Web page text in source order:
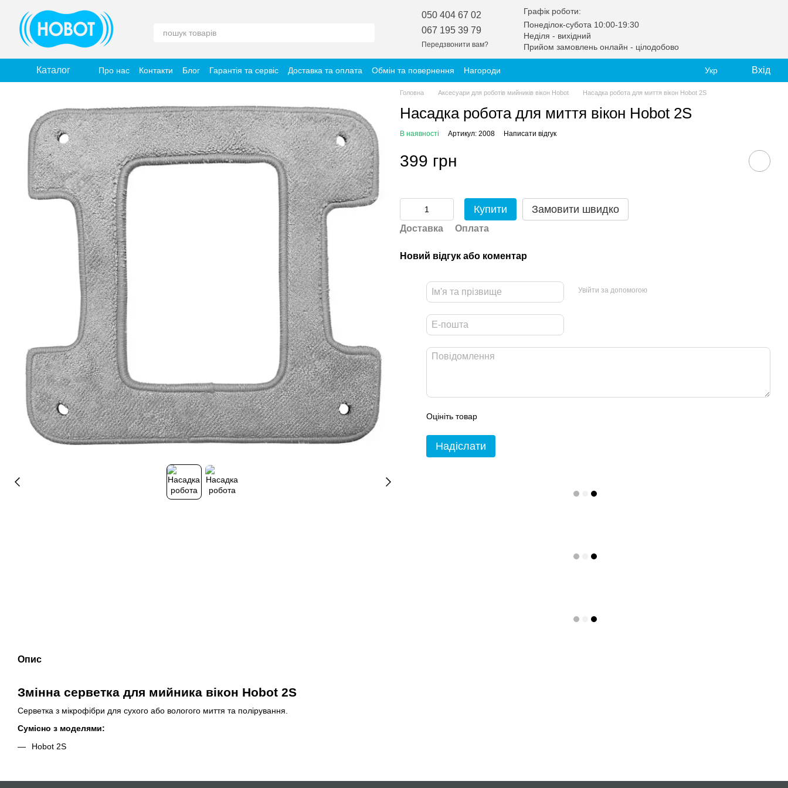
Перейти до основного контенту
050 404 67 02
067 195 39 79
Передзвонити вам?
Графік роботи:
Понеділок-субота 10:00-19:30
Неділя - вихідний
Прийом замовлень онлайн - цілодобово
Каталог Про нас Контакти Блог Гарантія та сервіс Доставка та оплата Обмін та повернення Нагороди Укр Вхід
Головна Аксесуари для роботів мийників вікон Hobot Насадка робота для миття вікон Hobot 2S
Насадка робота для миття вікон Hobot 2S
В наявності Артикул: 2008 Написати відгук
399 грн
Купити Замовити швидко
Доставка Оплата
Новий відгук або коментар
Увійти за допомогою
Оцініть товар
Надіслати
Опис
Змінна серветка для мийника вікон Hobot 2S
Серветка з мікрофібри для сухого або вологого миття та полірування.
Сумісно з моделями:
Hobot 2S